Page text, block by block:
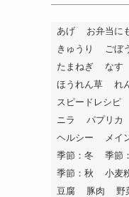
あげ お弁当に
きゅうり
ごぼ
たまねぎ
なす
ほうれん草
れ
スピードレシピ
ニラ
パプリカ
ヘルシー
メイ
季節：冬
季節
季節：秋
小麦
豆腐
豚肉 野